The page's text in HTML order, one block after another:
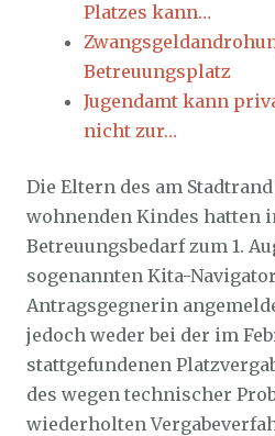
Platzes kann…
Betreuungsplatz
Jugendamt kann
nicht zur…
Die Eltern des am
wohnenden Kindes hatten
Betreuungsbedarf zum 1.
sogenannten Kita-
Antragsgegnerin
jedoch weder bei der im
stattgefundenen
des wegen technischer
wiederholten